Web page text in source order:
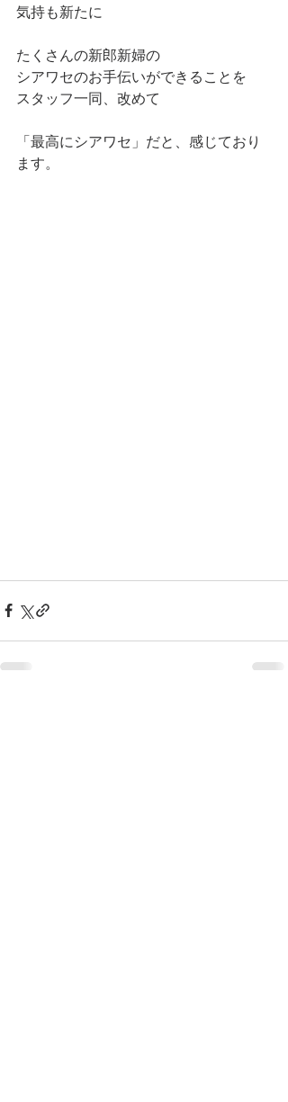
気持も新たに
たくさんの新郎新婦の
シアワセのお手伝いができることを
スタッフ一同、改めて
「最高にシアワセ」だと、感じており
ます。